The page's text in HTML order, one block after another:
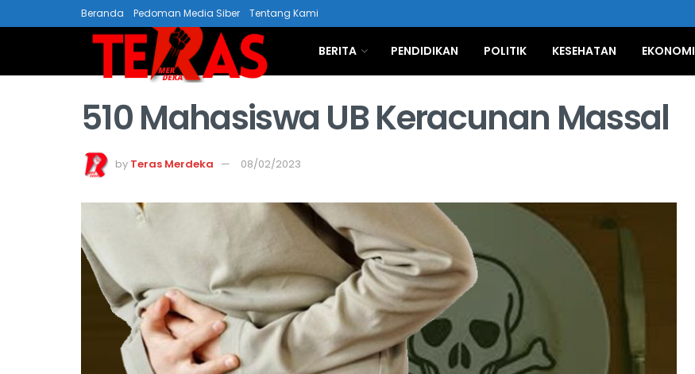
Beranda Pedoman Media Siber Tentang Kami
BERITA PENDIDIKAN POLITIK KESEHATAN EKONOMI
510 Mahasiswa UB Keracunan Massal
by Teras Merdeka 08/02/2023